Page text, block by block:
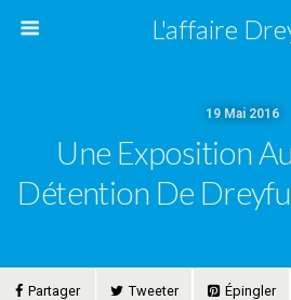
L'affaire
19 Mai 2016
Une Exposition
Détention De
Partager Tweeter Épingler